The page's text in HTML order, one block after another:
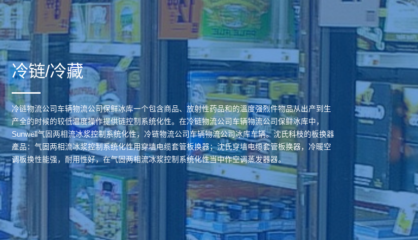
冷链/冷藏
冷链物流公司车辆物流公司保鲜冰库一个包含商品、放射性药品和的溫度强烈件物品从出产到生
产全的时候的较低温度操作提供链控制系统化性。在冷链物流公司车辆物流公司保鲜冰库中，
Sunwell气固两相流冰浆控制系统化性，冷链物流公司车辆物流公司冰库车辆。沈氏科枝的板换器
產品：气固两相流冰浆控制系统化性用穿墙电缆套管板换器；沈氏穿墙电缆套管板换器，冷暖空
调板换性能强，耐用性好，在气固两相流冰浆控制系统化性当中作空调蒸发器器。